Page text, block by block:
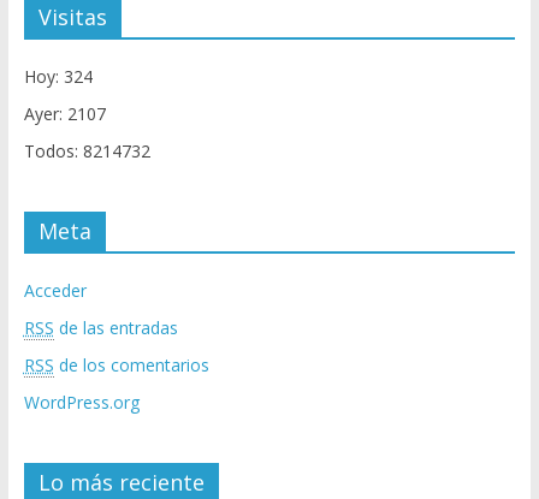
Visitas
Hoy: 324
Ayer: 2107
Todos: 8214732
Meta
Acceder
RSS de las entradas
RSS de los comentarios
WordPress.org
Lo más reciente